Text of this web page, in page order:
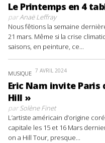
Le Printemps en 4
parAnaë Leffray
Nous fêtions la semaine
21 mars. Même si la crise
saisons, en peinture, ce...
MUSIQUE 7 AVRIL 2024
Eric Nam invite Paris
Hill »
parSolène Finet
L’artiste américain d’origine
capitale les 15 et 16 Mars
on a Hill Tour, presque...